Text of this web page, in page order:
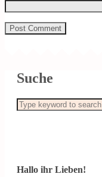
Suche
Hallo ihr Lieben!